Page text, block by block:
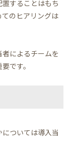
することはもち
のヒアリングは
によるチームを
です。
ついては導入当